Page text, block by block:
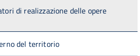
di realizzazione delle opere
del territorio